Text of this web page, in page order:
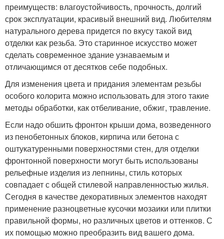
преимуществ: влагоустойчивость, прочность, долгий
срок эксплуатации, красивый внешний вид. Любителям
натурального дерева придется по вкусу такой вид
отделки как резьба. Это старинное искусство может
сделать современное здание узнаваемым и
отличающимся от десятков себе подобных.
Для изменения цвета и придания элементам резьбы
особого колорита можно использовать для этого такие
методы обработки, как отбеливание, обжиг, травление.
Если надо обшить фронтон крыши дома, возведенного
из пенобетонных блоков, кирпича или бетона с
оштукатуренными поверхностями стен, для отделки
фронтонной поверхности могут быть использованы
рельефные изделия из лепнины, стиль которых
совпадает с общей стилевой направленностью жилья.
Сегодня в качестве декоративных элементов находят
применение разноцветные кусочки мозаики или плитки
правильной формы, но различных цветов и оттенков. С
их помощью можно преобразить вид вашего дома.